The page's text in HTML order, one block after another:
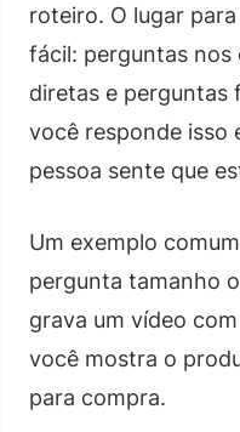
roteiro. O lugar
fácil: perguntas nos
diretas e perguntas
você responde isso
pessoa sente que
Um exemplo
pergunta tamanho
grava um vídeo
você mostra o
para compra.